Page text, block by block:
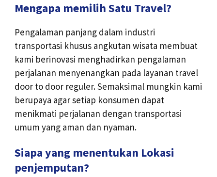
Mengapa memilih Satu Travel?
Pengalaman panjang dalam industri
transportasi khusus angkutan wisata membuat
kami berinovasi menghadirkan pengalaman
perjalanan menyenangkan pada layanan travel
door to door reguler. Semaksimal mungkin kami
berupaya agar setiap konsumen dapat
menikmati perjalanan dengan transportasi
umum yang aman dan nyaman.
Siapa yang menentukan Lokasi
penjemputan?